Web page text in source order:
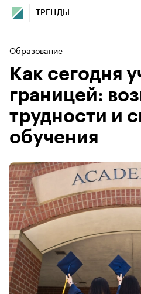
ТРЕНДЫ
Образование
Как сегодня
границей:
трудности и
обучения